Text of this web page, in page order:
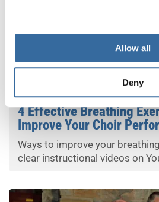
Allow all
Deny
4 Effective Breathing
Improve Your Choir
Ways to improve your
clear instructional videos on